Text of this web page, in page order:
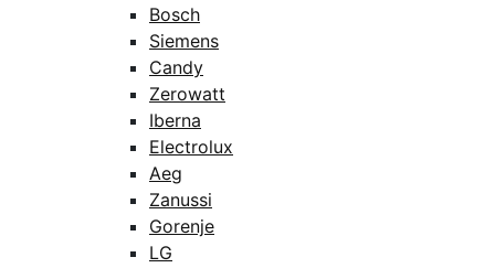
Bosch
Siemens
Candy
Zerowatt
Iberna
Electrolux
Aeg
Zanussi
Gorenje
LG